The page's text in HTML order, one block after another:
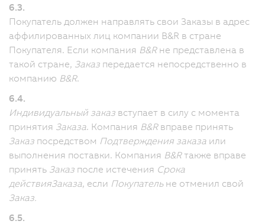
6.3.
Покупатель должен направлять свои Заказы в адрес
аффилированных лиц компании B&R в стране
Покупателя. Если компания B&Rне представлена в
такой стране, Заказ передается непосредственно в
компанию B&R.
6.4.
Индивидуальный заказ вступает в силу с момента
принятия Заказа. Компания B&Rвправе принять
Заказ посредством Подтверждения заказа или
выполнения поставки. Компания B&Rтакже вправе
принять Заказ после истечения Срока
действияЗаказа, если Покупательне отменил свой
Заказ.
6.5.